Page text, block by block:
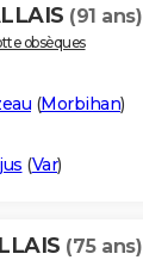
(91 ans)
obsèques
(Morbihan)
(Var)
(75 ans)